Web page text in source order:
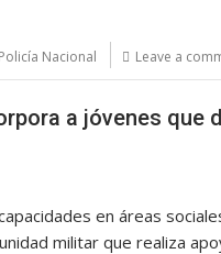
Policía Nacional Leave a
a jóvenes que
en áreas
militar que realiza